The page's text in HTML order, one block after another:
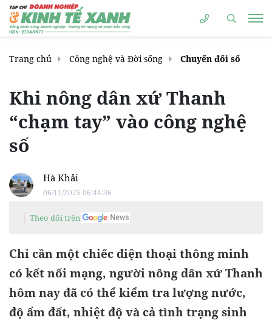
Trang chủ Công nghệ và Đời sống Chuyển đổi số
Khi nông dân xứ Thanh
“chạm tay” vào công nghệ
số
Hà Khải
06/11/2025 06:44:36
Theo dõi trên
Chỉ cần một chiếc điện thoại thông minh
có kết nối mạng, người nông dân xứ Thanh
hôm nay đã có thể kiểm tra lượng nước,
độ ẩm đất, nhiệt độ và cả tình trạng sinh